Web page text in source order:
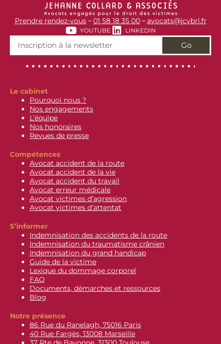
Prendre rendez-vous–01 58 18 35 00–avocats@jcvbrl.fr
YOUTUBE LINKEDIN
Go
Le cabinet
Pourquoi nous ?
Nos engagements
L’équipe
Nos honoraires
Revues de presse
Compétences
Avocat accident de la route
Avocat accident de la vie
Avocat accident du travail
Avocat erreur médicale
Avocat victimes d’agression
Avocat victimes d’attentat
S’informer
Indemnisation des accidents de la route
Indemnisation du traumatisme crânien
Indemnisation du grand handicap
Guide de la victime
Lexique du dommage corporel
FAQ
Documents, démarches et ressources
Blog
Notre présence
86 Rue du Ranelagh, 75016 Paris
40 Rue Fargès, 13008 Marseille